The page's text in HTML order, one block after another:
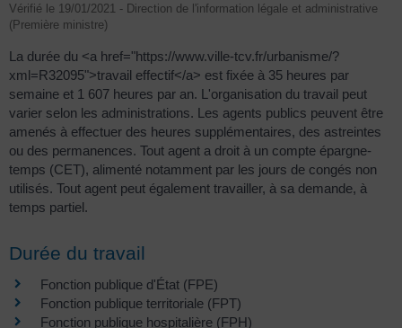
Vérifié le 19/01/2021 - Direction de l'information légale et administrative
(Première ministre)
La durée du <a href="https://www.ville-tcv.fr/urbanisme/?
xml=R32095">travail effectif</a> est fixée à 35 heures par
semaine et 1 607 heures par an. L'organisation du travail peut
varier selon les administrations. Les agents publics peuvent être
amenés à effectuer des heures supplémentaires, des astreintes
ou des permanences. Tout agent a droit à un compte épargne-
temps (CET), alimenté notamment par les jours de congés non
utilisés. Tout agent peut également travailler, à sa demande, à
temps partiel.
Durée du travail
Fonction publique d'État (FPE)
Fonction publique territoriale (FPT)
Fonction publique hospitalière (FPH)